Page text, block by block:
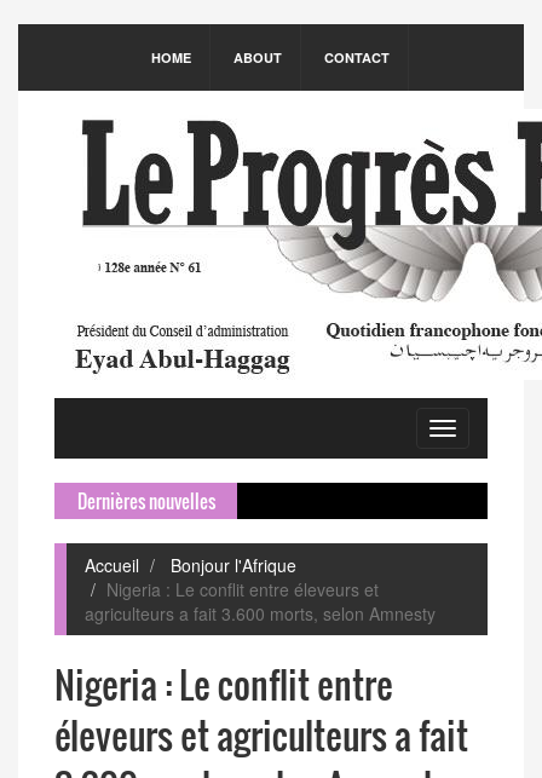
HOME ABOUT CONTACT
Toggle
navigation
Dernières nouvelles
Accueil
Bonjour l'Afrique
Nigeria : Le conflit entre éleveurs et
agriculteurs a fait 3.600 morts, selon Amnesty
Nigeria : Le conflit entre
éleveurs et agriculteurs a fait